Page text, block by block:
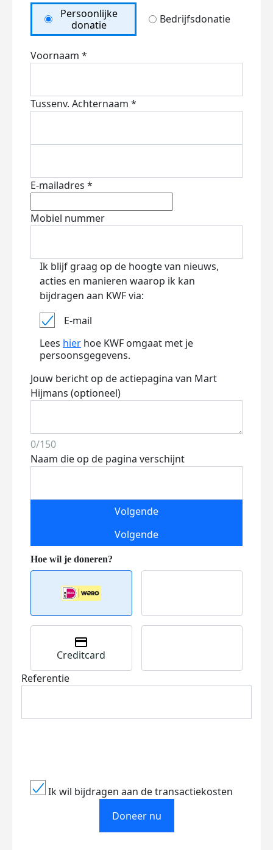
Persoonlijke
donatie
Bedrijfsdonatie
Voornaam *
Tussenv. Achternaam *
E-mailadres *
Mobiel nummer
Ik blijf graag op de hoogte van nieuws,
acties en manieren waarop ik kan
bijdragen aan KWF via:
E-mail
Lees hier hoe KWF omgaat met je
persoonsgegevens.
Jouw bericht op de actiepagina van Mart
Hijmans (optioneel)
0/150
Naam die op de pagina verschijnt
Volgende
Volgende
Creditcard
Referentie
Ik wil bijdragen aan de transactiekosten
Doneer nu